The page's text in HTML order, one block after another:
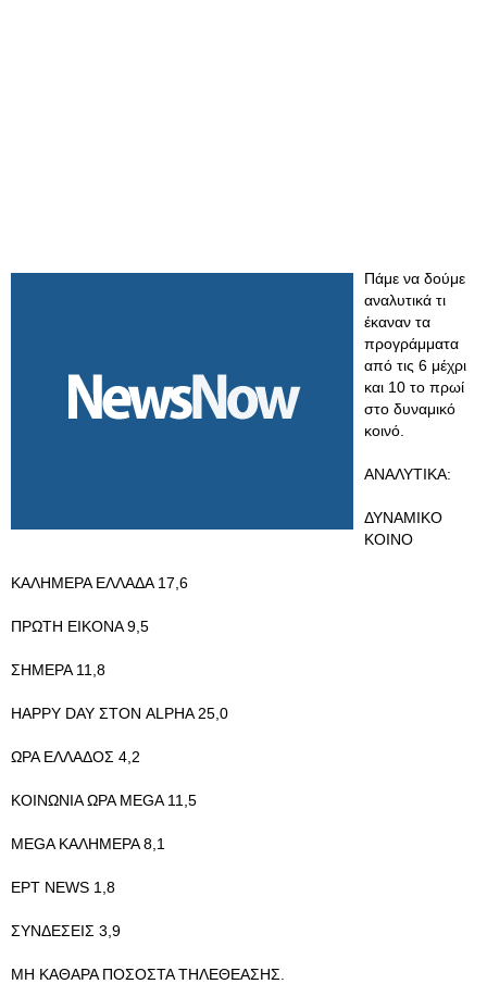
Πάμε να δούμε
αναλυτικά τι
έκαναν τα
προγράμματα
από τις 6 μέχρι
και 10 το πρωί
στο δυναμικό
κοινό.
ΑΝΑΛΥΤΙΚΑ:
ΔΥΝΑΜΙΚΟ
ΚΟΙΝΟ
ΚΑΛΗΜΕΡΑ ΕΛΛΑΔΑ 17,6
ΠΡΩΤΗ ΕΙΚΟΝΑ 9,5
ΣΗΜΕΡΑ 11,8
HAPPY DAY ΣΤΟΝ ALPHA 25,0
ΩΡΑ ΕΛΛΑΔΟΣ 4,2
ΚΟΙΝΩΝΙΑ ΩΡΑ MEGA 11,5
MEGA ΚΑΛΗΜΕΡΑ 8,1
ΕΡΤ NEWS 1,8
ΣΥΝΔΕΣΕΙΣ 3,9
ΜΗ ΚΑΘΑΡΑ ΠΟΣΟΣΤΑ ΤΗΛΕΘΕΑΣΗΣ.